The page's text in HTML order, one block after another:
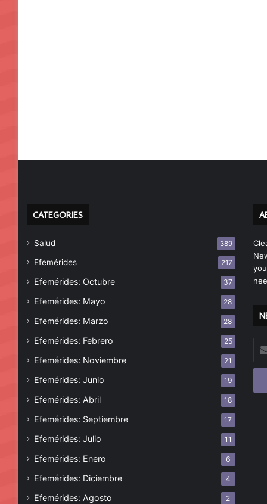
CATEGORIES
Salud 389
Efemérides 217
Efemérides: Octubre 37
Efemérides: Mayo 28
Efemérides: Marzo 28
Efemérides: Febrero 25
Efemérides: Noviembre 21
Efemérides: Junio 19
Efemérides: Abril 18
Efemérides: Septiembre 17
Efemérides: Julio 11
Efemérides: Enero 6
Efemérides: Diciembre 4
Efemérides: Agosto 2